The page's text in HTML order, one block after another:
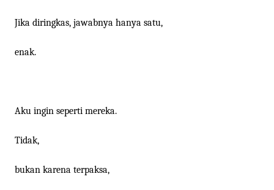
Jika diringkas, jawabnya hanya satu,
enak.
Aku ingin seperti mereka.
Tidak,
bukan karena terpaksa,